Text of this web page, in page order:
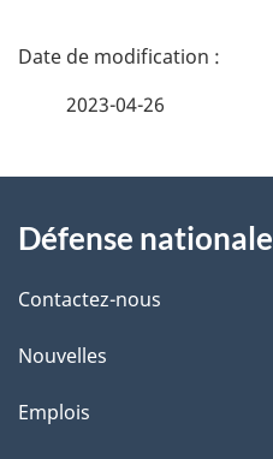
D
i
l
s
d
2023-04-26
propos
de
ce
site
Défense nationale
Contactez-nous
Nouvelles
Emplois